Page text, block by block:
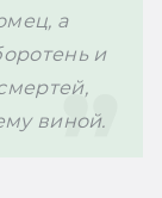
а
и
виной.